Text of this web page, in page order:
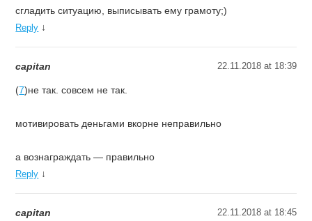
сгладить ситуацию, выписывать ему грамоту;)
Reply ↓
capitan 22.11.2018 at 18:39
(7)не так. совсем не так.
мотивировать деньгами вкорне неправильно
а вознаграждать — правильно
Reply ↓
capitan 22.11.2018 at 18:45